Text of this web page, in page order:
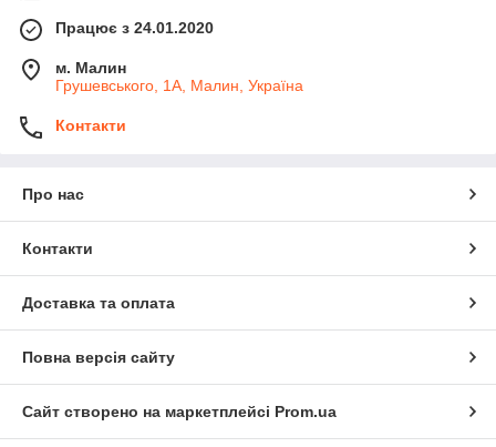
Працює з 24.01.2020
м. Малин
Грушевського, 1А, Малин, Україна
Контакти
Про нас
Контакти
Доставка та оплата
Повна версія сайту
Сайт створено на маркетплейсі Prom.ua